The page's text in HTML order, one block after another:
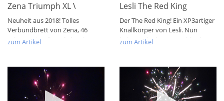
Zena Triumph XL Verbund
Neuheit aus 2018! Tolles
Verbundbrett von Zena, 46
Schuss mit tollen Blink-Salven,
zum Artikel
Lesli The Red King
Der The Red King! Ein XP3artiger
Knallkörper von Lesli. Nun
haben oder hatten wohl echt
zum Artikel